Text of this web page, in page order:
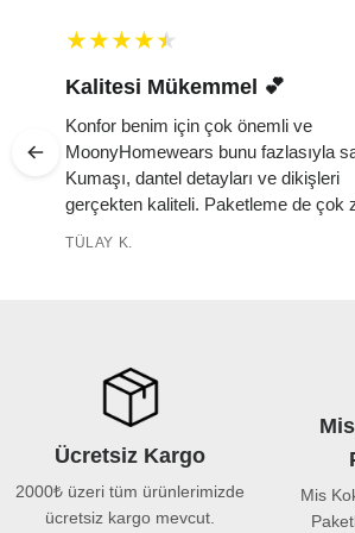
Kalitesi Mükemmel 💕 ️
Konfor benim için çok önemli ve
MoonyHomewears bunu fazlasıyla
Kumaşı, dantel detayları ve dikişleri
gerçekten kaliteli. Paketleme de çok
TÜLAY K.
Ücretsiz Kargo
2000₺ üzeri tüm ürünlerimizde
ücretsiz kargo mevcut.
Mis